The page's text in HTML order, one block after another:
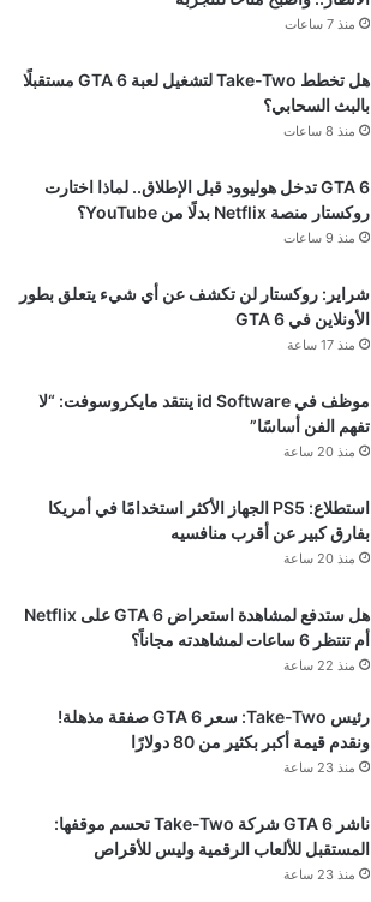
منذ 7 ساعات
هل تخطط Take-Two لتشغيل لعبة GTA 6 مستقبلًا
بالبث السحابي؟
منذ 8 ساعات
GTA 6 تدخل هوليوود قبل الإطلاق.. لماذا اختارت
روكستار منصة Netflix بدلًا من YouTube؟
منذ 9 ساعات
شراير: روكستار لن تكشف عن أي شيء يتعلق بطور
الأونلاين في GTA 6
منذ 17 ساعة
موظف في id Software ينتقد مايكروسوفت: “لا
تفهم الفن أساسًا”
منذ 20 ساعة
استطلاع: PS5 الجهاز الأكثر استخدامًا في أمريكا
بفارق كبير عن أقرب منافسيه
منذ 20 ساعة
هل ستدفع لمشاهدة استعراض GTA 6 على Netflix
أم تنتظر 6 ساعات لمشاهدته مجاناً؟
منذ 22 ساعة
رئيس Take-Two: سعر GTA 6 صفقة مذهلة!
ونقدم قيمة أكبر بكثير من 80 دولارًا
منذ 23 ساعة
ناشر GTA 6 شركة Take-Two تحسم موقفها:
المستقبل للألعاب الرقمية وليس للأقراص
منذ 23 ساعة